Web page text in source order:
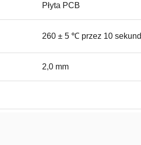
Płyta PCB
260 ± 5 ℃ przez 10 sekund
2,0 mm